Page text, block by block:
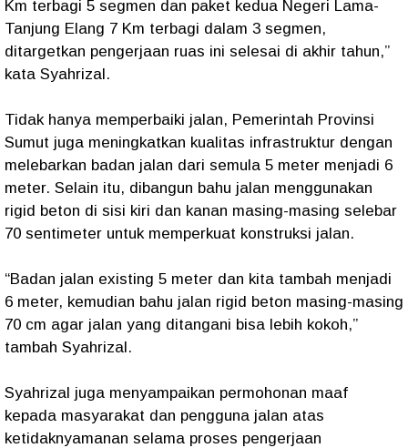
Km terbagi 5 segmen dan paket kedua Negeri Lama-
Tanjung Elang 7 Km terbagi dalam 3 segmen,
ditargetkan pengerjaan ruas ini selesai di akhir tahun,”
kata Syahrizal.
Tidak hanya memperbaiki jalan, Pemerintah Provinsi
Sumut juga meningkatkan kualitas infrastruktur dengan
melebarkan badan jalan dari semula 5 meter menjadi 6
meter. Selain itu, dibangun bahu jalan menggunakan
rigid beton di sisi kiri dan kanan masing-masing selebar
70 sentimeter untuk memperkuat konstruksi jalan.
“Badan jalan existing 5 meter dan kita tambah menjadi
6 meter, kemudian bahu jalan rigid beton masing-masing
70 cm agar jalan yang ditangani bisa lebih kokoh,”
tambah Syahrizal.
Syahrizal juga menyampaikan permohonan maaf
kepada masyarakat dan pengguna jalan atas
ketidaknyamanan selama proses pengerjaan